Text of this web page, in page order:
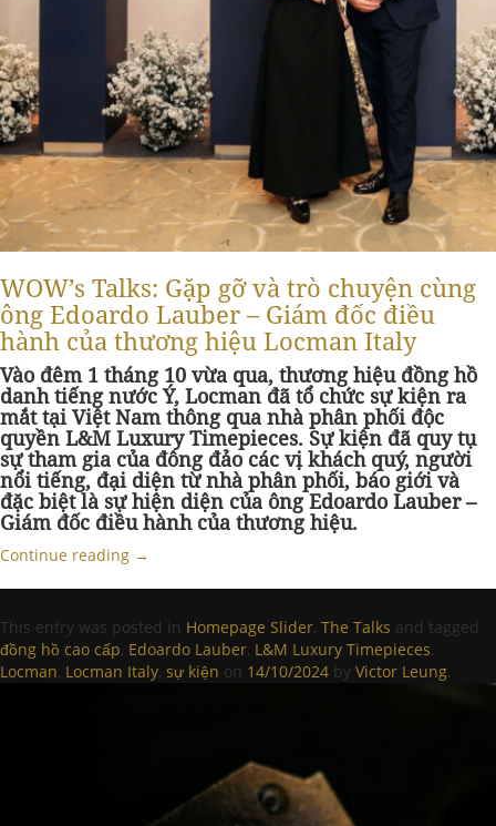
WOW’s Talks: Gặp gỡ và trò chuyện cùng
ông Edoardo Lauber – Giám đốc điều
hành của thương hiệu Locman Italy
Vào đêm 1 tháng 10 vừa qua, thương hiệu đồng hồ
danh tiếng nước Ý, Locman đã tổ chức sự kiện ra
mắt tại Việt Nam thông qua nhà phân phối độc
quyền L&M Luxury Timepieces. Sự kiện đã quy tụ
sự tham gia của đông đảo các vị khách quý, người
nổi tiếng, đại diện từ nhà phân phối, báo giới và
đặc biệt là sự hiện diện của ông Edoardo Lauber –
Giám đốc điều hành của thương hiệu.
Continue reading →
This entry was posted in Homepage Slider, The Talks and tagged
đồng hồ cao cấp, Edoardo Lauber, L&M Luxury Timepieces,
Locman, Locman Italy, sự kiện on 14/10/2024 by Victor Leung.